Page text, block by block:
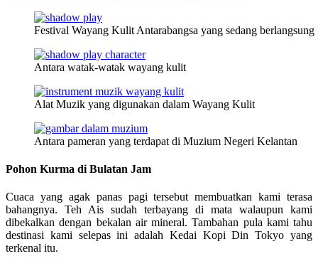
Festival Wayang Kulit Antarabangsa yang sedang berlangsung
Antara watak-watak wayang kulit
Alat Muzik yang digunakan dalam Wayang Kulit
Antara pameran yang terdapat di Muzium Negeri Kelantan
Pohon Kurma di Bulatan Jam
Cuaca yang agak panas pagi tersebut membuatkan kami terasa
bahangnya. Teh Ais sudah terbayang di mata walaupun kami
dibekalkan dengan bekalan air mineral. Tambahan pula kami tahu
destinasi kami selepas ini adalah Kedai Kopi Din Tokyo yang
terkenal itu.